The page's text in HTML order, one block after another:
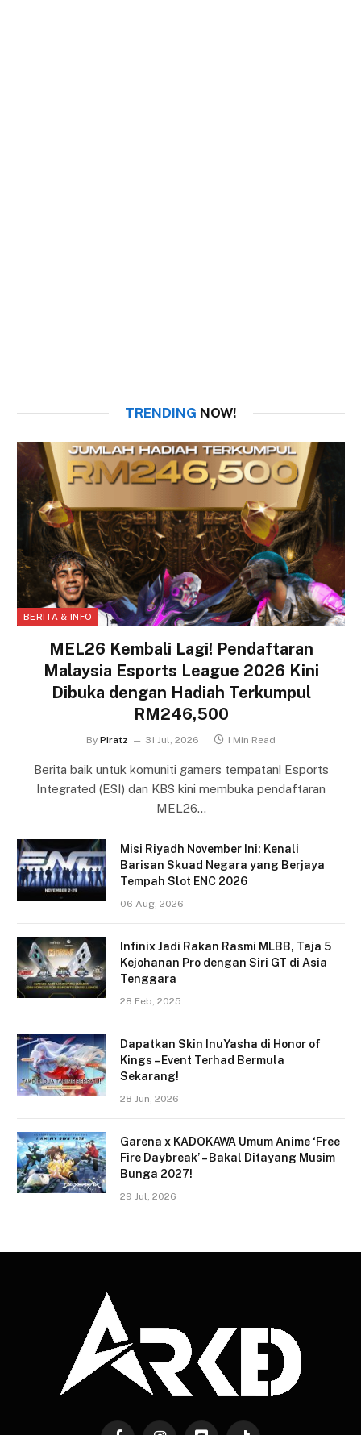
TRENDING NOW!
BERITA & INFO
MEL26 Kembali Lagi! Pendaftaran
Malaysia Esports League 2026 Kini
Dibuka dengan Hadiah Terkumpul
RM246,500
By Piratz 31 Jul, 2026 1 Min Read
Berita baik untuk komuniti gamers tempatan! Esports
Integrated (ESI) dan KBS kini membuka pendaftaran
MEL26…
Misi Riyadh November Ini: Kenali
Barisan Skuad Negara yang Berjaya
Tempah Slot ENC 2026
06 Aug, 2026
Infinix Jadi Rakan Rasmi MLBB, Taja 5
Kejohanan Pro dengan Siri GT di Asia
Tenggara
28 Feb, 2025
Dapatkan Skin InuYasha di Honor of
Kings – Event Terhad Bermula
Sekarang!
28 Jun, 2026
Garena x KADOKAWA Umum Anime ‘Free
Fire Daybreak’ – Bakal Ditayang Musim
Bunga 2027!
29 Jul, 2026